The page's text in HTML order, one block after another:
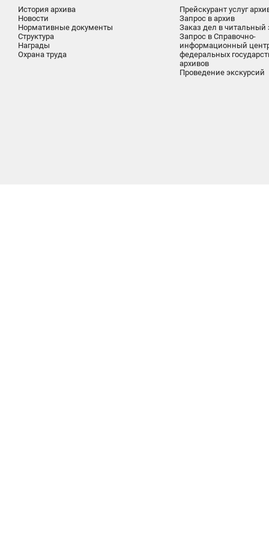
История архива
Новости
Нормативные документы
Структура
Награды
Охрана труда
Прейскурант услуг
Запрос в архив
Заказ дел в читальный
Запрос в Справочно-
информационный
федеральных
архивов
Проведение экскурсий